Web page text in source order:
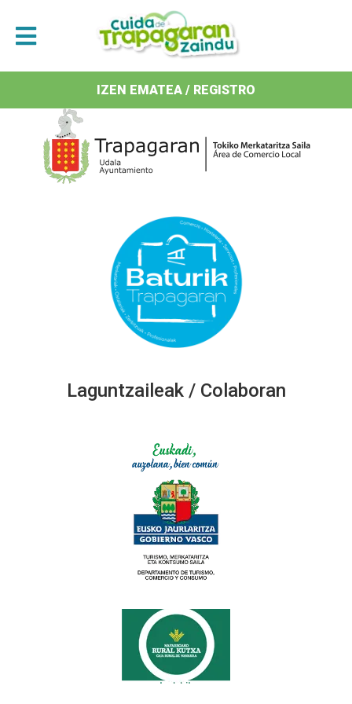
Antolatzaileak / Organizan
Laguntzaileak / Colaboran
IZEN EMATEA / REGISTRO